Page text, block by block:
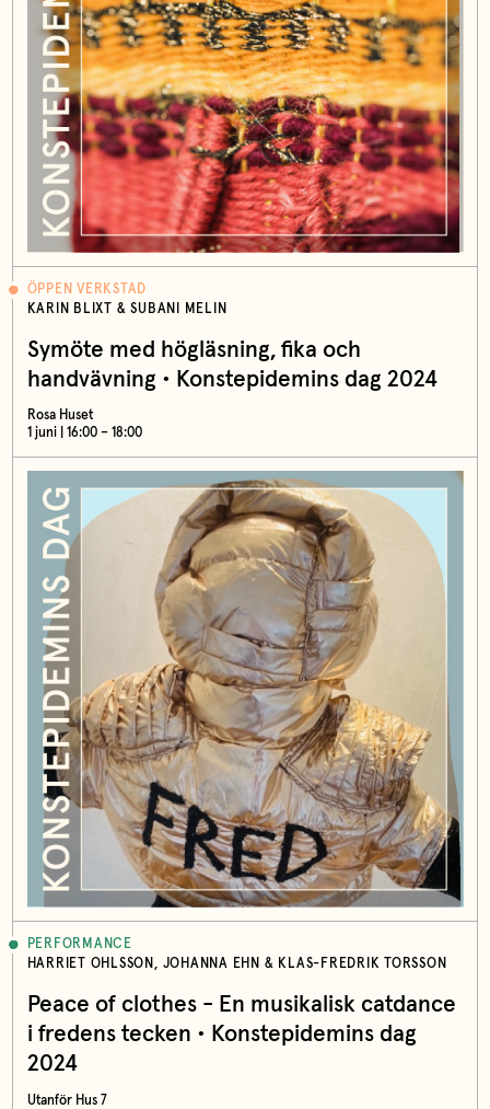
ÖPPEN VERKSTAD
KARIN BLIXT & SUBANI MELIN
Symöte med högläsning, fika och
handvävning • Konstepidemins dag 2024
Rosa Huset
1 juni | 16:00 – 18:00
PERFORMANCE
HARRIET OHLSSON, JOHANNA EHN & KLAS-FREDRIK TORSSON
Peace of clothes - En musikalisk catdance
i fredens tecken • Konstepidemins dag
2024
Utanför Hus 7